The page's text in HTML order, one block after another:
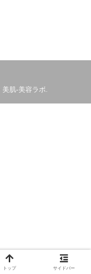
肌-美容ラボ.
トップ サイドバー